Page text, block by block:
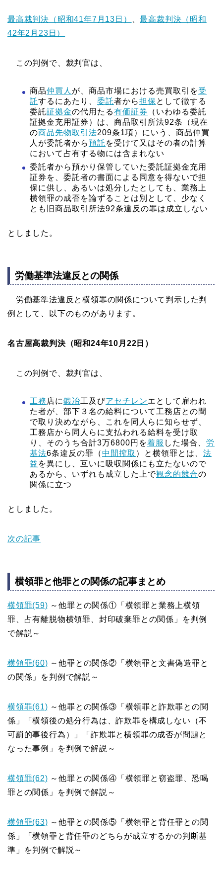
最高裁判決（昭和41年7月13日） 、最高裁判決（昭和
42年2月23日）
この判例で、裁判官は、
商品仲買人 が、商品市場における売買取引を受
託するにあたり、 委託者から担保 として徴する
委託証拠金の代用たる有価証券
（いわゆる委託
証拠金充用証券）は、商品取引所法92条（現在
の商品先物取引法209条1項）にいう、商品仲買
人が委託者から預託 を受けて又はその者の計算
において占有する物には含まれない
委託者から預かり保管していた委託証拠金充用
証券を、委託者の書面による同意を得ないで担
保に供し、あるいは処分したとしても、業務上
横領罪の成否を論ずることは別として、少なく
とも旧商品取引所法92条違反の罪は成立しない
としました。
労働基準法違反との関係
労働基準法違反と横領罪の関係について判示した判
例として、以下のものがあります。
名古屋高裁判決（昭和24年10月22日）
この判例で、裁判官は、
工務 店に鍛冶工及びアセチレンエとして雇われ
た者が、部下３名の給料について工務店との間
で取り決めながら、これを同人らに知らせず、
工務店から同人らに支払われる給料を受け取
り、そのうち合計3万6800円を着服 した場合、 労
基法6条違反の罪（中間搾取 ）と横領罪とは、 法
益 を異にし、互いに吸収関係にも立たないので
あるから、いずれも成立した上で観念的競合の
関係に立つ
としました。
次の記事
横領罪と他罪との関係の記事まとめ
横領罪(59) ～他罪との関係①「横領罪と業務上横領
罪、占有離脱物横領罪、封印破棄罪との関係」を判例
で解説～
横領罪(60) ～他罪との関係②「横領罪と文書偽造罪と
の関係」を判例で解説～
横領罪(61) ～他罪との関係③「横領罪と詐欺罪との関
係」「横領後の処分行為は、詐欺罪を構成しない（不
可罰的事後行為）」「詐欺罪と横領罪の成否が問題と
なった事例」を判例で解説～
横領罪(62) ～他罪との関係④「横領罪と窃盗罪、恐喝
罪との関係」を判例で解説～
横領罪(63) ～他罪との関係⑤「横領罪と背任罪との関
係」「横領罪と背任罪のどちらが成立するかの判断基
準」を判例で解説～